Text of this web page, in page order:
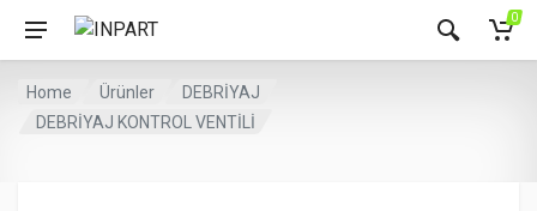
0
Home Ürünler
DEBRİYAJ
DEBRİYAJ KONTROL VENTİLİ